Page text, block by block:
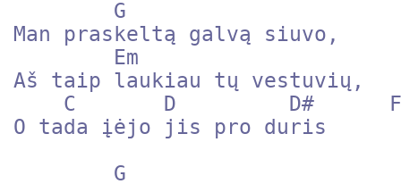
Man praskeltą galvą siuvo,
Aš taip laukiau tų vestuvių,
O tada įėjo jis pro duris